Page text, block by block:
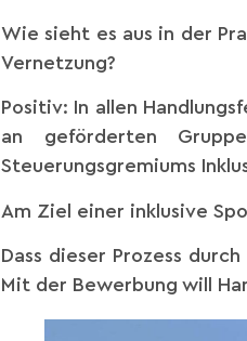
Wie sieht es aus in der
Vernetzung?
Positiv: In allen
an geförderten
Steuerungsgremiums
Am Ziel einer inklusive
Dass dieser Prozess
Mit der Bewerbung will